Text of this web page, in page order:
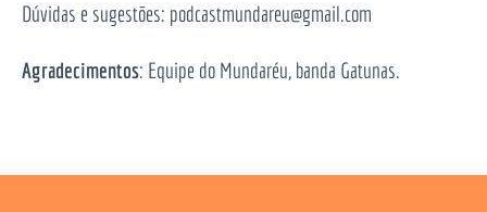
Dúvidas e sugestões: podcastmundareu@gmail.com
Agradecimentos: Equipe do Mundaréu, banda Gatunas.